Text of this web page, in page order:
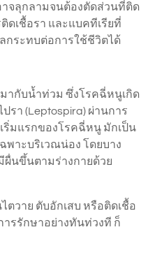
าจลุกลามจนต้องตัดส่วนที่ติด
ดเชื้อรา และแบคทีเรียที่
กระทบต่อการใช้ชีวิตได้
ากับน้ำท่วม ซึ่งโรคฉี่หนูเกิด
รา (Leptospira) ผ่านการ
ริ่มแรกของโรคฉี่หนู มักเป็น
พาะบริเวณน่อง โดยบาง
ผื่นขึ้นตามร่างกายด้วย
วาย ตับอักเสบ หรือติดเชื้อ
ารรักษาอย่างทันท่วงที ก็